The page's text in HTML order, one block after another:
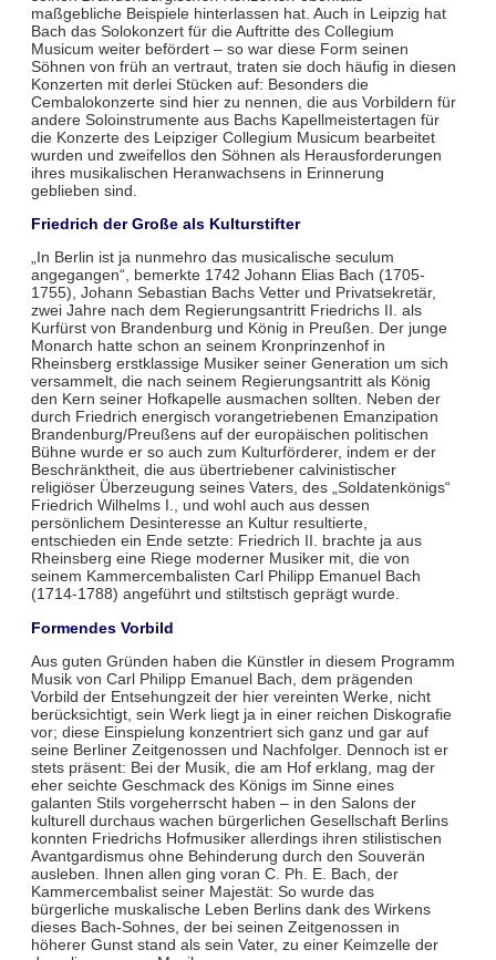
maßgebliche Beispiele hinterlassen hat. Auch in Leipzig hat
Bach das Solokonzert für die Auftritte des Collegium
Musicum weiter befördert – so war diese Form seinen
Söhnen von früh an vertraut, traten sie doch häufig in diesen
Konzerten mit derlei Stücken auf: Besonders die
Cembalokonzerte sind hier zu nennen, die aus Vorbildern für
andere Soloinstrumente aus Bachs Kapellmeistertagen für
die Konzerte des Leipziger Collegium Musicum bearbeitet
wurden und zweifellos den Söhnen als Herausforderungen
ihres musikalischen Heranwachsens in Erinnerung
geblieben sind.
Friedrich der Große als Kulturstifter
„In Berlin ist ja nunmehro das musicalische seculum
angegangen“, bemerkte 1742 Johann Elias Bach (1705-
1755), Johann Sebastian Bachs Vetter und Privatsekretär,
zwei Jahre nach dem Regierungsantritt Friedrichs II. als
Kurfürst von Brandenburg und König in Preußen. Der junge
Monarch hatte schon an seinem Kronprinzenhof in
Rheinsberg erstklassige Musiker seiner Generation um sich
versammelt, die nach seinem Regierungsantritt als König
den Kern seiner Hofkapelle ausmachen sollten. Neben der
durch Friedrich energisch vorangetriebenen Emanzipation
Brandenburg/Preußens auf der europäischen politischen
Bühne wurde er so auch zum Kulturförderer, indem er der
Beschränktheit, die aus übertriebener calvinistischer
religiöser Überzeugung seines Vaters, des „Soldatenkönigs“
Friedrich Wilhelms I., und wohl auch aus dessen
persönlichem Desinteresse an Kultur resultierte,
entschieden ein Ende setzte: Friedrich II. brachte ja aus
Rheinsberg eine Riege moderner Musiker mit, die von
seinem Kammercembalisten Carl Philipp Emanuel Bach
(1714-1788) angeführt und stiltstisch geprägt wurde.
Formendes Vorbild
Aus guten Gründen haben die Künstler in diesem Programm
Musik von Carl Philipp Emanuel Bach, dem prägenden
Vorbild der Entsehungzeit der hier vereinten Werke, nicht
berücksichtigt, sein Werk liegt ja in einer reichen Diskografie
vor; diese Einspielung konzentriert sich ganz und gar auf
seine Berliner Zeitgenossen und Nachfolger. Dennoch ist er
stets präsent: Bei der Musik, die am Hof erklang, mag der
eher seichte Geschmack des Königs im Sinne eines
galanten Stils vorgeherrscht haben – in den Salons der
kulturell durchaus wachen bürgerlichen Gesellschaft Berlins
konnten Friedrichs Hofmusiker allerdings ihren stilistischen
Avantgardismus ohne Behinderung durch den Souverän
ausleben. Ihnen allen ging voran C. Ph. E. Bach, der
Kammercembalist seiner Majestät: So wurde das
bürgerliche muskalische Leben Berlins dank des Wirkens
dieses Bach-Sohnes, der bei seinen Zeitgenossen in
höherer Gunst stand als sein Vater, zu einer Keimzelle der